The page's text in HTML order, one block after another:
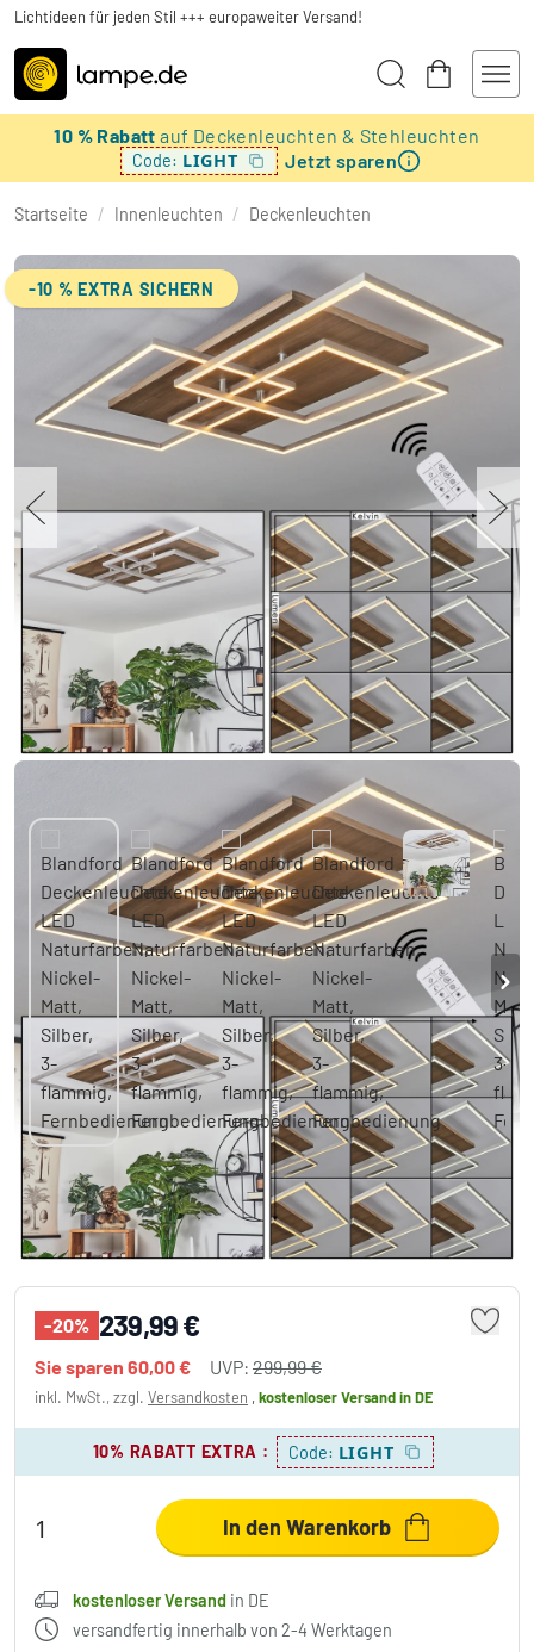
Lichtideen für jeden Stil +++ europaweiter Versand!
10 % Rabattauf Deckenleuchten & Stehleuchten
Code: LIGHT Jetzt sparen
Startseite / Innenleuchten / Deckenleuchten
-10 % EXTRA SICHERN
Blandford Deckenleuchte LED Naturfarben,
Nickel-Matt, Silber, 3-flammig,
Fernbedienung
-20% 239,99 €
Sie sparen 60,00 € UVP: 299,99 €
inkl. MwSt., zzgl. Versandkosten ,kostenloser Versandin DE
10% RABATT EXTRA : Code: LIGHT
In den Warenkorb
kostenloser Versand in DE
versandfertig innerhalb von 2-4 Werktagen